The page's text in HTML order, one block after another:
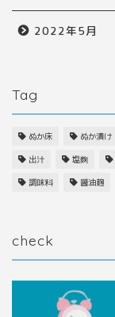
2022年5月
Tag
ぬか床 ぬか漬け
出汁 塩麴
調味料 醤油麹
check